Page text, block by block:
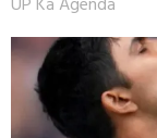
UP Ka Agenda